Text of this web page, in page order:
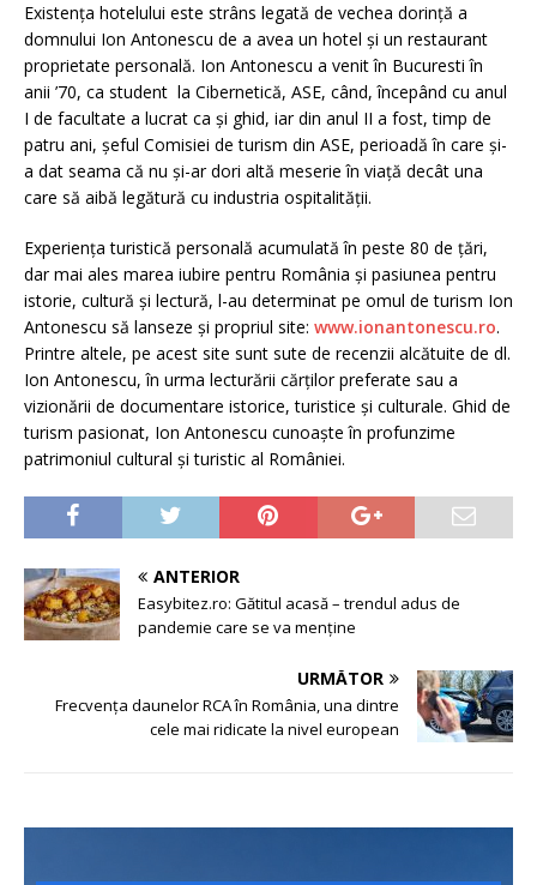
Existența hotelului este strâns legată de vechea dorință a
domnului Ion Antonescu de a avea un hotel și un restaurant
proprietate personală. Ion Antonescu a venit în Bu­cu­resti în
anii ’70, ca student la Cibernetică, ASE, când, începând cu anul
I de facultate a lucrat ca și ghid, iar din anul II a fost, timp de
patru ani, șeful Comisiei de turism din ASE, perioadă în care și-
a dat seama că nu și-ar dori altă meserie în viață decât una
care să aibă legătură cu industria ospitali­tății.
Experiența turistică personală acumulată în peste 80 de țări,
dar mai ales marea iubire pentru România și pasiunea pentru
istorie, cultură și lectură, l-au determinat pe omul de turism Ion
Antonescu să lanseze și propriul site: www.ionantonescu.ro.
Printre altele, pe acest site sunt sute de recenzii alcătuite de dl.
Ion Antonescu, în urma lecturării cărților preferate sau a
vizionării de documentare istorice, turistice și culturale. Ghid de
turism pasionat, Ion Antonescu cunoaște în profunzime
patrimoniul cultural și turistic al României.
ANTERIOR
Easybitez.ro: Gătitul acasă – trendul adus de
pandemie care se va menține
URMĂTOR
Frecvența daunelor RCA în România, una dintre
cele mai ridicate la nivel european